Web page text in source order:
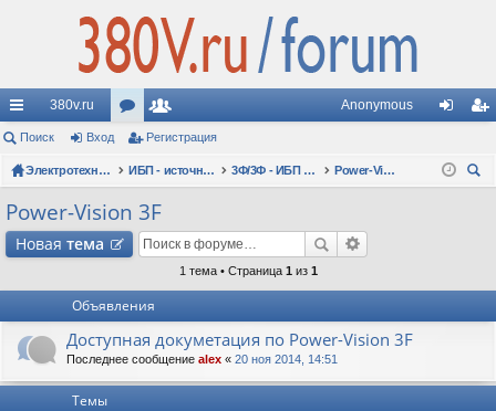
с
ы
лк
380v.ru
ор
ум
ол
ьз
ов
ат
и
Anonymous
д ис
Поиск Вход Регистрация
Электротехнические форумы ИБП - источники бесперебойного питания 3Ф/3Ф - ИБП N-POWER: трехфазные 10 - 10000 кВА - вопросы по моделям
Power-Vision 3F
Power-Vision 3F
Новая тема
1 тема • Страница 1 из 1
Объявления
Доступная докуметация по Power-Vision 3F
Последнее сообщение alex « 20 ноя 2014, 14:51
Темы